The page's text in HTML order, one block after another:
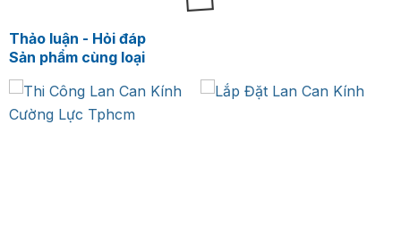
Thảo luận - Hỏi đáp
Sản phẩm cùng loại